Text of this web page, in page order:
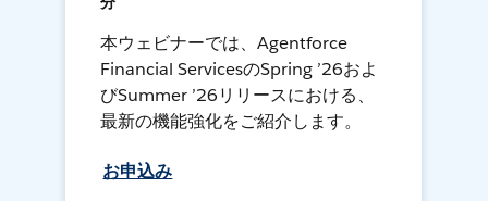
本ウェビナーでは、Agentforce
Financial ServicesのSpring ’26およ
びSummer ’26リリースにおける、
最新の機能強化をご紹介します。
お申込み